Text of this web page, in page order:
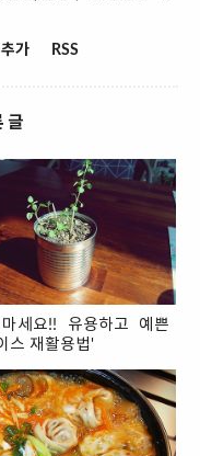
가 RSS
글
마세요!! 유용하고 예쁜
스 재활용법'